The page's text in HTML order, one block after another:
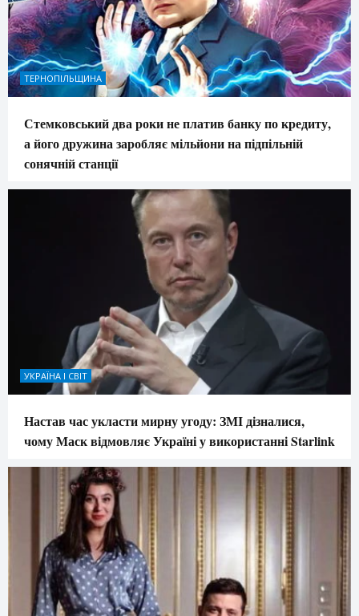
ТЕРНОПІЛЬЩИНА
Стемковський два роки не платив банку по кредиту,
а його дружина заробляє мільйони на підпільній
сонячній станції
УКРАЇНА І СВІТ
Настав час укласти мирну угоду: ЗМІ дізналися,
чому Маск відмовляє Україні у використанні Starlink